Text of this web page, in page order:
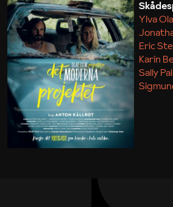
Ylva
Eric
Karin
Sally